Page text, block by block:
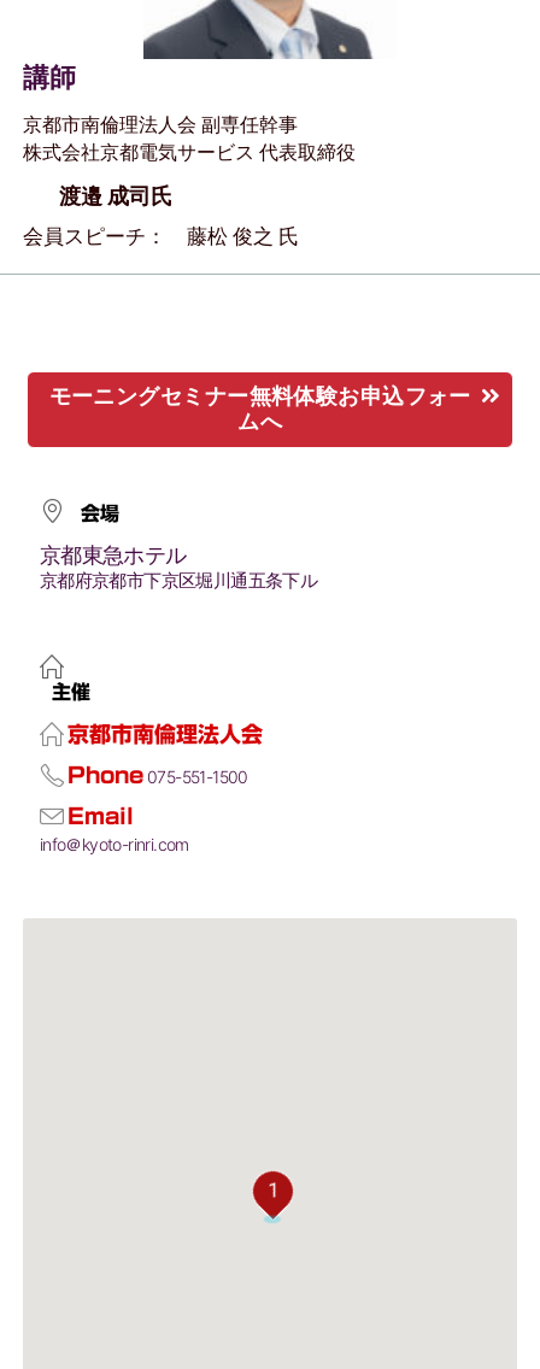
講師
京都市南倫理法人会 副専任幹事
株式会社京都電気サービス 代表取締役
渡邉 成司氏
会員スピーチ： 藤松 俊之 氏
モーニングセミナー無料体験お申込フォー
ムへ
会場
京都東急ホテル
京都府京都市下京区堀川通五条下ル
主催
京都市南倫理法人会
Phone 075-551-1500
Email
info＠kyoto-rinri.com
1